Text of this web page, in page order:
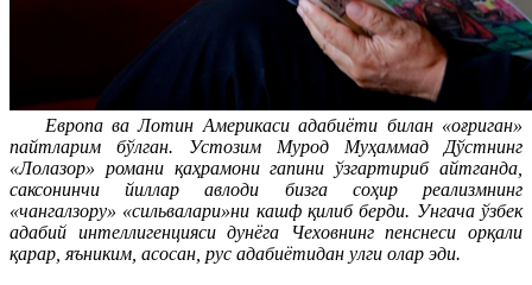
Европа ва Лотин Америкаси адабиёти билан «оғриган»
пайтларим бўлган. Устозим Мурод Муҳаммад Дўстнинг
«Лолазор» романи қаҳрамони гапини ўзгартириб айтганда,
саксонинчи йиллар авлоди бизга соҳир реализмнинг
«чангалзору» «сильвалари»ни кашф қилиб берди. Унгача ўзбек
адабий интеллигенцияси дунёга Чеховнинг пенснеси орқали
қарар, яъниким, асосан, рус адабиётидан улги олар эди.